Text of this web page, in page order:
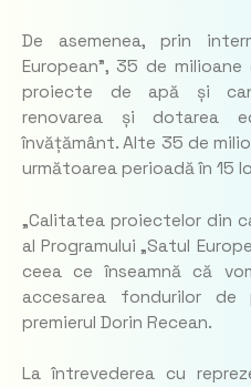
De asemenea, prin
European”, 35 de
proiecte de apă și
renovarea și dotarea
învățământ. Alte 35 de
următoarea perioadă în 15
„Calitatea proiectelor din
al Programului „Satul
ceea ce înseamnă că
accesarea fondurilor de
premierul Dorin Recean.
La întrevederea cu